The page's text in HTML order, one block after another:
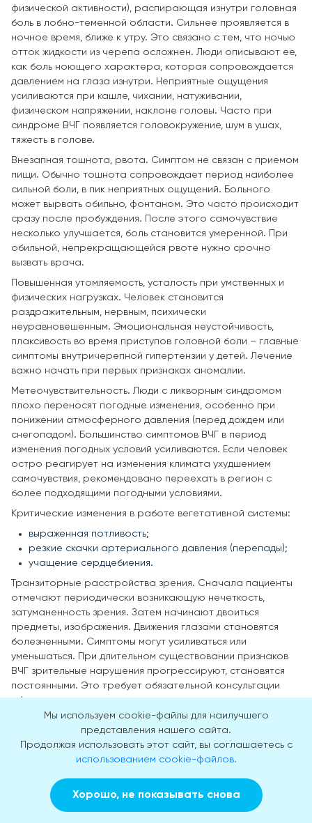
физической активности), распирающая изнутри головная
боль в лобно-теменной области. Сильнее проявляется в
ночное время, ближе к утру. Это связано с тем, что ночью
отток жидкости из черепа осложнен. Люди описывают ее,
как боль ноющего характера, которая сопровождается
давлением на глаза изнутри. Неприятные ощущения
усиливаются при кашле, чихании, натуживании,
физическом напряжении, наклоне головы. Часто при
синдроме ВЧГ появляется головокружение, шум в ушах,
тяжесть в голове.
Внезапная тошнота, рвота. Симптом не связан с приемом
пищи. Обычно тошнота сопровождает период наиболее
сильной боли, в пик неприятных ощущений. Больного
может вырвать обильно, фонтаном. Это часто происходит
сразу после пробуждения. После этого самочувствие
несколько улучшается, боль становится умеренной. При
обильной, непрекращающейся рвоте нужно срочно
вызвать врача.
Повышенная утомляемость, усталость при умственных и
физических нагрузках. Человек становится
раздражительным, нервным, психически
неуравновешенным. Эмоциональная неустойчивость,
плаксивость во время приступов головной боли – главные
симптомы внутричерепной гипертензии у детей. Лечение
важно начать при первых признаках аномалии.
Метеочувствительность. Люди с ликворным синдромом
плохо переносят погодные изменения, особенно при
понижении атмосферного давления (перед дождем или
снегопадом). Большинство симптомов ВЧГ в период
изменения погодных условий усиливаются. Если человек
остро реагирует на изменения климата ухудшением
самочувствия, рекомендовано переехать в регион с
более подходящими погодными условиями.
Критические изменения в работе вегетативной системы:
выраженная потливость;
резкие скачки артериального давления (перепады);
учащение сердцебиения.
Транзиторные расстройства зрения. Сначала пациенты
отмечают периодически возникающую нечеткость,
затуманенность зрения. Затем начинают двоиться
предметы, изображения. Движения глазами становятся
болезненными. Симптомы могут усиливаться или
уменьшаться. При длительном существовании признаков
ВЧГ зрительные нарушения прогрессируют, становятся
постоянными. Это требует обязательной консультации
офтальмолога с последующим исследованием глазного
дна. Главный показатель недуга – кровоизлияния в зоне
зрительных нервов, развитие отечности. Постепенно
застойные диски зрительных нервов атрофируются,
острота зрения нарушается, скорректировать ее при
зрительных нервов может закончиться полной слепотой.
Угнетение психических функций. На фоне
Мы используем cookie-файлы для наилучшего
представления нашего сайта.
Продолжая использовать этот сайт, вы соглашаетесь с
использованием cookie-файлов.
Хорошо, не показывать снова
Заказать звонок Вызвать врача на дом